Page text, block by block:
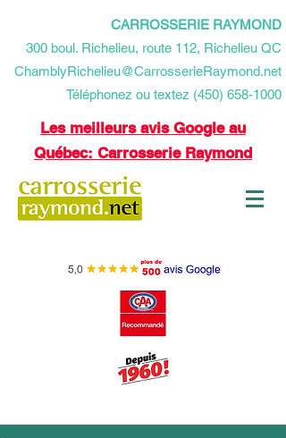
CARROSSERIE RAYMOND
​300 boul. Richelieu, route 112, Richelieu QC
ChamblyRichelieu@CarrosserieRaymond.net
Téléphonez ou textez (450) 658-1000
Les meilleurs avis Google au
Québec: Carrosserie Raymond